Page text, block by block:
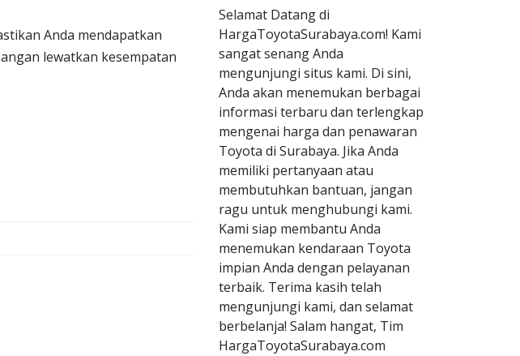
Anda mendapatkan
lewatkan kesempatan
Selamat Datang di
HargaToyotaSurabaya.com! Kami
sangat senang Anda
mengunjungi situs kami. Di sini,
Anda akan menemukan berbagai
informasi terbaru dan terlengkap
mengenai harga dan penawaran
Toyota di Surabaya. Jika Anda
memiliki pertanyaan atau
membutuhkan bantuan, jangan
ragu untuk menghubungi kami.
Kami siap membantu Anda
menemukan kendaraan Toyota
impian Anda dengan pelayanan
terbaik. Terima kasih telah
mengunjungi kami, dan selamat
berbelanja! Salam hangat, Tim
HargaToyotaSurabaya.com